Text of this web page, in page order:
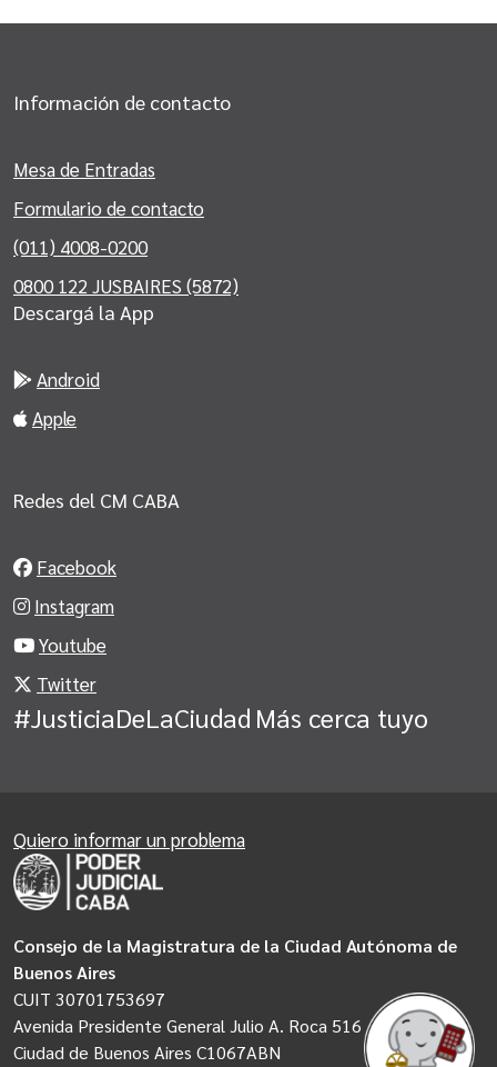
Información de contacto
Mesa de Entradas
Formulario de contacto
(011) 4008-0200
0800 122 JUSBAIRES (5872)
Descargá la App
Android
Apple
Redes del CM CABA
Facebook
Instagram
Youtube
Twitter
#JusticiaDeLaCiudad Más cerca tuyo
Consejo de la Magistratura de la Ciudad Autónoma de
Buenos Aires
CUIT 30701753697
Avenida Presidente General Julio A. Roca 516
Ciudad de Buenos Aires C1067ABN
Quiero informar un problema